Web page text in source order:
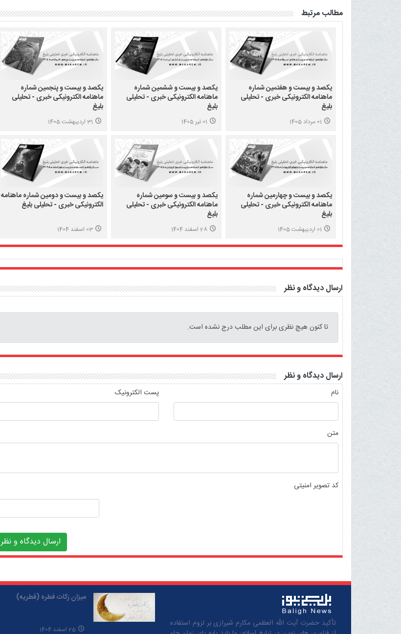
مطالب مرتبط
یکصد و بیست و هفتمین شماره
ماهنامه الکترونیکی خبری - تحلیلی
بلیغ
01 مرداد 1405
یکصد و بیست و ششمین شماره
ماهنامه الکترونیکی خبری - تحلیلی
بلیغ
01 تیر 1405
یکصد و بیست و پنجمین شماره
ماهنامه الکترونیکی خبری - تحلیلی
بلیغ
31 اردیبهشت 1405
یکصد و بیست و چهارمین شماره
ماهنامه الکترونیکی خبری - تحلیلی
بلیغ
01 اردیبهشت 1405
یکصد و بیست و سومین شماره
ماهنامه الکترونیکی خبری - تحلیلی
بلیغ
28 اسفند 1404
یکصد و بیست و دومین شماره ماهنامه
الکترونیکی خبری - تحلیلی بلیغ
03 اسفند 1404
ارسال دیدگاه و نظر
تا کنون هیچ نظری برای این مطلب درج نشده است.
ارسال دیدگاه و نظر
نام پست الکترونیک
متن
کد تصویر امنیتی
ارسال دیدگاه و نظر
تأکید حضرت آیت الله العظمی مکارم شیرازی بر لزوم استفاده
میزان زکات فطره (فطریه)
25 اسفند 1404